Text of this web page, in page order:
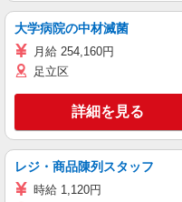
大学病院の中材滅菌
月給 254,160円
足立区
詳細を見る
レジ・商品陳列スタッフ
時給 1,120円